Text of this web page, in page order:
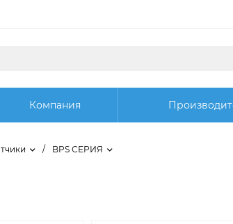
Компания
/ BPS СЕРИЯ